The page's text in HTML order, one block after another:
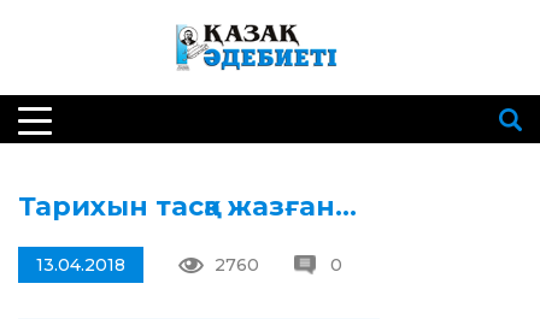
Тарихын тасқа жазған…
13.04.2018 2760 0